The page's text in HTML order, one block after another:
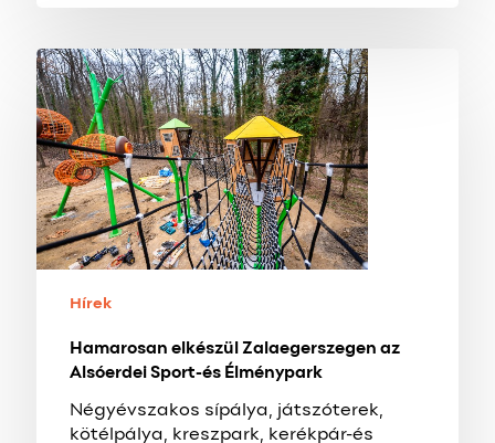
Hamarosan
elkészül
Zalaegerszegen
az
Alsóerdei
Sport-
és
Élménypark
Hírek
Hamarosan elkészül Zalaegerszegen az
Alsóerdei Sport-és Élménypark
Négyévszakos sípálya, játszóterek,
kötélpálya, kreszpark, kerékpár-és